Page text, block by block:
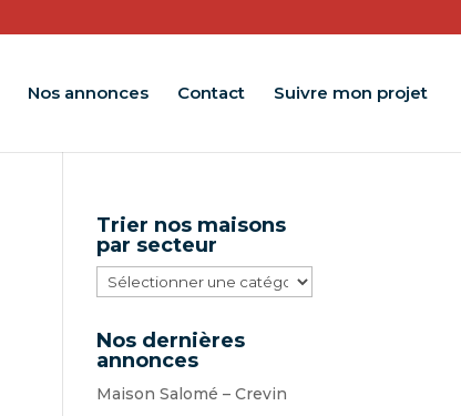
Nos annonces Contact Suivre mon projet
Trier nos maisons
par secteur
Trier
nos
maisons
par
Nos dernières
annonces
Maison Salomé – Crevin